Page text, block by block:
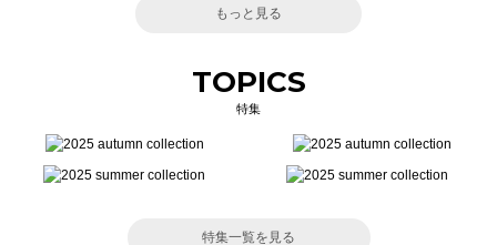
もっと見る
TOPICS
特集
特集一覧を見る